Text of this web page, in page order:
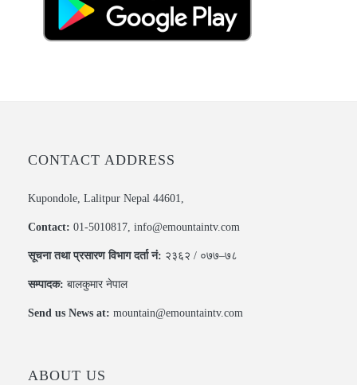
CONTACT ADDRESS
Kupondole, Lalitpur Nepal 44601,
Contact: 01-5010817, info@emountaintv.com
सूचना तथा प्रसारण विभाग दर्ता नं: २३६२ / ०७७–७८
सम्पादक: बालकुमार नेपाल
Send us News at: mountain@emountaintv.com
ABOUT US